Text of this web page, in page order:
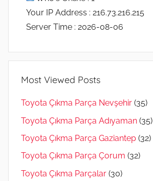
Your IP Address : 216.73.216.215
Server Time : 2026-08-06
Most Viewed Posts
Toyota Çıkma Parça Nevşehir (35)
Toyota Çıkma Parça Adıyaman (35)
Toyota Çıkma Parça Gaziantep (32)
Toyota Çıkma Parça Çorum (32)
Toyota Çıkma Parçalar (30)